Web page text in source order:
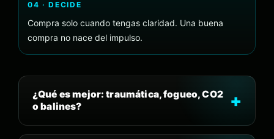
04 · DECIDE
Compra solo cuando tengas claridad. Una buena
compra no nace del impulso.
¿Qué es mejor: traumática, fogueo, CO2
o balines?